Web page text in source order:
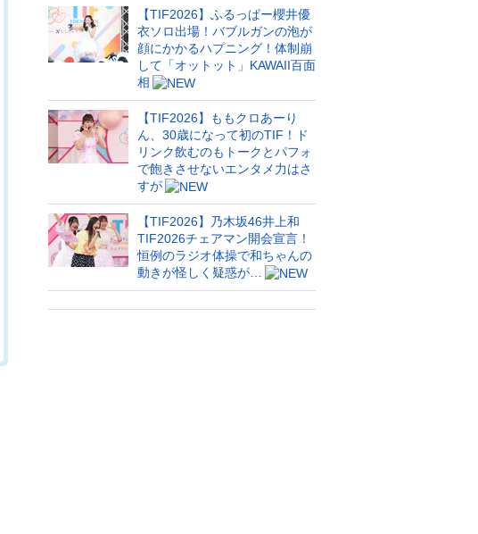
【TIF2026】ふるっぱー櫻井優
衣ソロ出場！バブルガンの泡が
顔にかかるハプニング！体制崩
して「オットット」KAWAII百面
相
【TIF2026】ももクロあーり
ん、30歳になって初のTIF！ド
リンク飲むのもトークとパフォ
で飽きさせないエンタメ力はさ
すが
【TIF2026】乃木坂46井上和
TIF2026チェアマン開会宣言！
恒例のラジオ体操で和ちゃんの
動きが怪しく疑惑が…